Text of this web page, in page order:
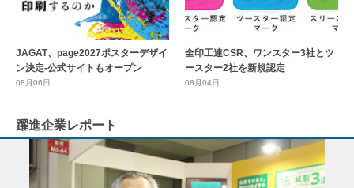
JAGAT、page2027ポスターデザイ
ン決定-公式サイトもオープン
08月06日
全印工連CSR、ワンスター3社とツ
ースター2社を新規認定
08月04日
躍進企業レポート